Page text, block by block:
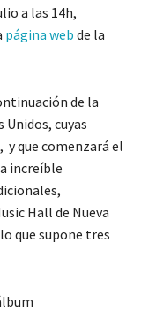
a las 14h,
página web de la
de la
Unidos, cuyas
que comenzará el
increíble
Hall de Nueva
que supone tres